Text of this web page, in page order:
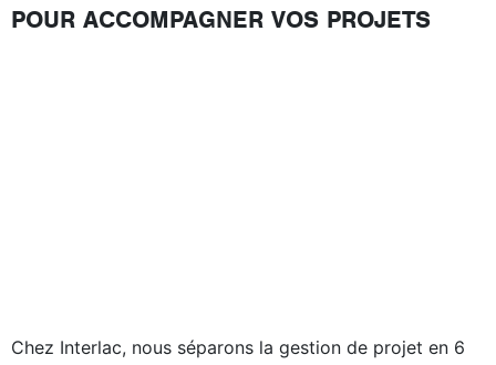
POUR ACCOMPAGNER VOS PROJETS
Chez Interlac, nous séparons la gestion de projet en 6